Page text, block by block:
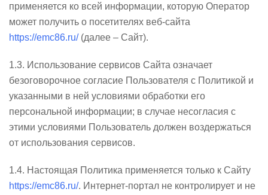
применяется ко всей информации, которую Оператор
может получить о посетителях веб-сайта
https://emc86.ru/(далее – Сайт).
1.3. Использование сервисов Сайта означает
безоговорочное согласие Пользователя с Политикой и
указанными в ней условиями обработки его
персональной информации; в случае несогласия с
этими условиями Пользователь должен воздержаться
от использования сервисов.
1.4. Настоящая Политика применяется только к Сайту
https://emc86.ru/. Интернет-портал не контролирует и не